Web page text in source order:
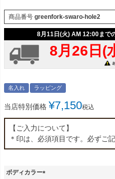
商品番号 greenfork-swaro-hole2
名入れ ラッピング
当店特別価格 ¥7,150税込
【ご入力について】
＊印は、必須項目です。必ずご
ボディカラー